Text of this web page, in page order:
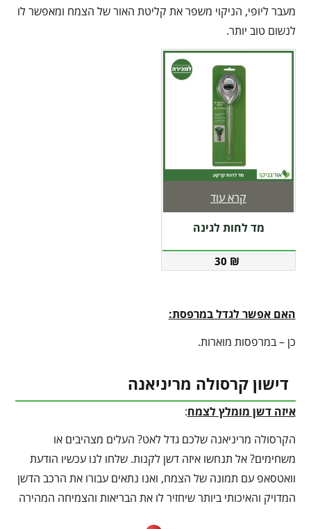
מעבר ליופי, הניקוי משפר את קליטת האור של הצמח ומאפשר לו
לנשום טוב יותר.
מד לחות לגינה
30 ₪
קרא עוד
האם אפשר לגדל במרפסת:
כן – במרפסות מוארות.
דישון קרסולה מריניאנה
איזה דשן מומלץ לצמח:
הקרסולה מריניאנה שלכם גדל לאט? העלים מצהיבים או
משחימים? אל תנחשו איזה דשן לקנות. שלחו לנו עכשיו הודעת
וואטסאפ עם תמונה של הצמח, ואנו נתאים עבורו את הרכב הדשן
המדויק והאיכותי ביותר שיחזיר לו את הבריאות והצמיחה המהירה